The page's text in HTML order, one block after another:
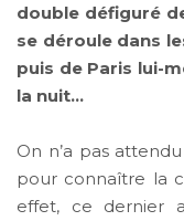
double défiguré
se déroule dans
puis de Paris lui-
la nuit…
On n’a pas
pour connaître la
effet, ce dernier